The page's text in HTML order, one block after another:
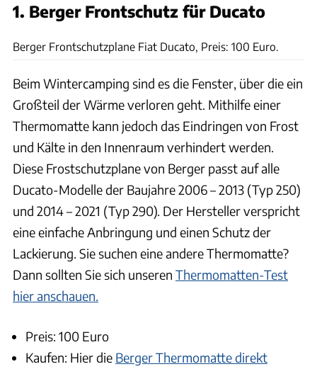
1. Berger Frontschutz für Ducato
Berger Frontschutzplane Fiat Ducato, Preis: 100 Euro.
Beim Wintercamping sind es die Fenster, über die ein
Großteil der Wärme verloren geht. Mithilfe einer
Thermomatte kann jedoch das Eindringen von Frost
und Kälte in den Innenraum verhindert werden.
Diese Frostschutzplane von Berger passt auf alle
Ducato-Modelle der Baujahre 2006 – 2013 (Typ 250)
und 2014 – 2021 (Typ 290). Der Hersteller verspricht
eine einfache Anbringung und einen Schutz der
Lackierung. Sie suchen eine andere Thermomatte?
Dann sollten Sie sich unseren Thermomatten-Test
hier anschauen.
Preis: 100 Euro
Kaufen: Hier die Berger Thermomatte direkt